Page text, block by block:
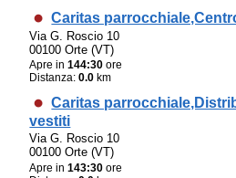
Caritas
Via G. Roscio 10
00100 Orte (VT)
Apre in144:30 ore
Distanza:0.0 km
Caritas
vestiti
Via G. Roscio 10
00100 Orte (VT)
Apre in143:30 ore